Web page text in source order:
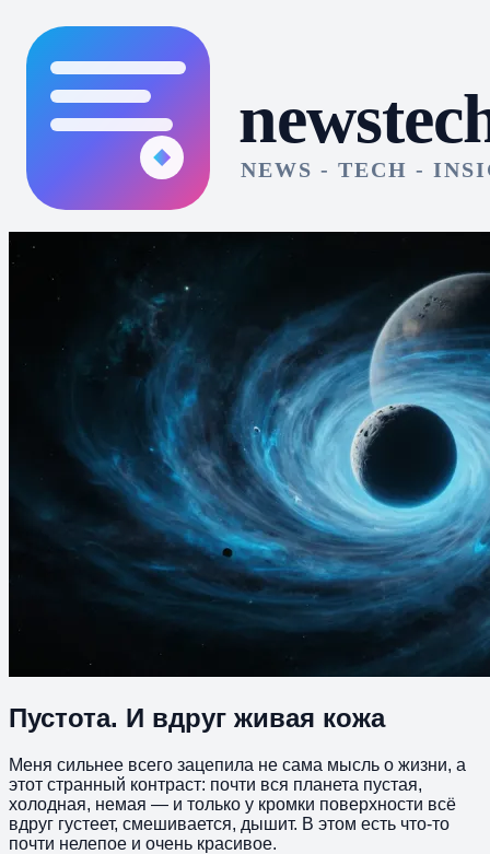
Пустота. И вдруг живая кожа
Меня сильнее всего зацепила не сама мысль о жизни, а
этот странный контраст: почти вся планета пустая,
холодная, немая — и только у кромки поверхности всё
вдруг густеет, смешивается, дышит. В этом есть что-то
почти нелепое и очень красивое.